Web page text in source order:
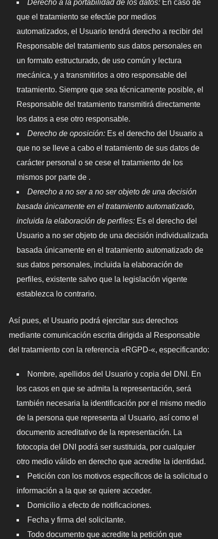
Derecho a la portabilidad de los datos:En caso de
que el tratamiento se efectúe por medios
automatizados, el Usuario tendrá derecho a recibir del
Responsable del tratamiento sus datos personales en
un formato estructurado, de uso común y lectura
mecánica, y a transmitirlos a otro responsable del
tratamiento. Siempre que sea técnicamente posible, el
Responsable del tratamiento transmitirá directamente
los datos a ese otro responsable.
Derecho de oposición:Es el derecho del Usuario a
que no se lleve a cabo el tratamiento de sus datos de
carácter personal o se cese el tratamiento de los
mismos por parte de .
Derecho a no ser a no ser objeto de una decisión
basada únicamente en el tratamiento automatizado,
incluida la elaboración de perfiles:Es el derecho del
Usuario a no ser objeto de una decisión individualizada
basada únicamente en el tratamiento automatizado de
sus datos personales, incluida la elaboración de
perfiles, existente salvo que la legislación vigente
establezca lo contrario.
Así pues, el Usuario podrá ejercitar sus derechos
mediante comunicación escrita dirigida al Responsable
del tratamiento con la referencia «RGPD-«, especificando:
Nombre, apellidos del Usuario y copia del DNI. En
los casos en que se admita la representación, será
también necesaria la identificación por el mismo medio
de la persona que representa al Usuario, así como el
documento acreditativo de la representación. La
fotocopia del DNI podrá ser sustituida, por cualquier
otro medio válido en derecho que acredite la identidad.
Petición con los motivos específicos de la solicitud o
información a la que se quiere acceder.
Domicilio a efecto de notificaciones.
Fecha y firma del solicitante.
Todo documento que acredite la petición que